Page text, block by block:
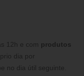
12h e com produtos
dia por
no dia útil seguinte.